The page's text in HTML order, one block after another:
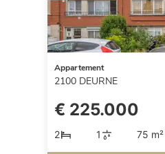
Appartement
2100 DEURNE
€ 225.000
2 1 75 m²